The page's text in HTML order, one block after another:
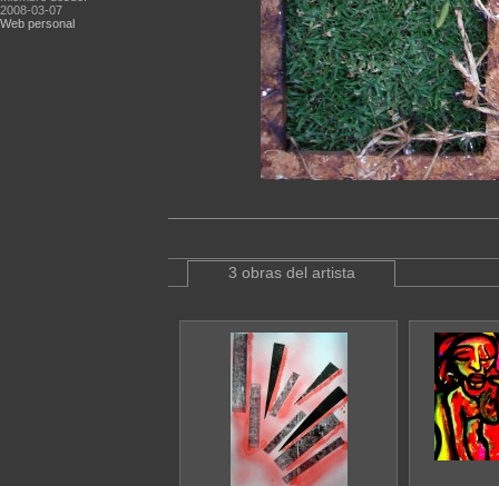
2008-03-07
Web personal
3 obras del artista